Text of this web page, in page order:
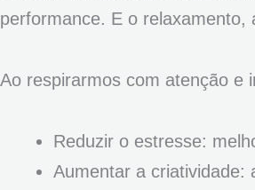
performance. E o relaxamento,
Ao respirarmos com atenção e
Reduzir o estresse:
Aumentar a criatividade: